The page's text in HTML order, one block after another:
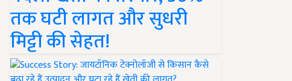
तक घटी लागत और सुधरी
मिट्टी की सेहत!